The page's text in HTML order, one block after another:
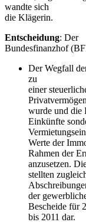
wandte sich
die Klägerin.
Entscheidung: Der
Bundesfinanzhof
Der Wegfall
zu
einer
Privatvermögen
wurde und die
Einkünfte
Werte der
Rahmen der
anzusetzen.
stellten
der
Bescheide für
bis 2011 dar.